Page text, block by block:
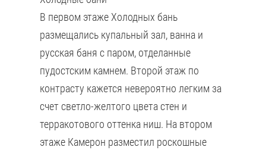
В первом этаже Холодных бань
размещались купальный зал, ванна и
русская баня с паром, отделанные
пудостским камнем. Второй этаж по
контрасту кажется невероятно легким за
счет светло-желтого цвета стен и
терракотового оттенка ниш. На втором
этаже Камерон разместил роскошные